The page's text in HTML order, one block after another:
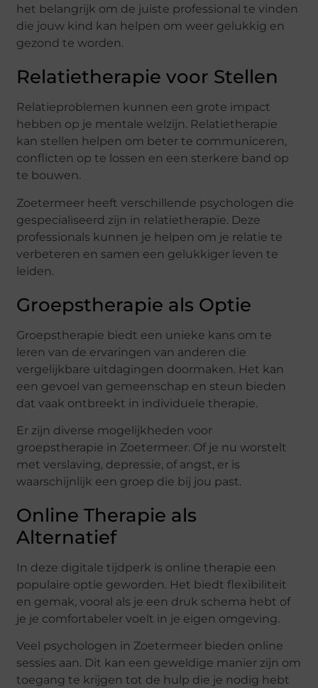
het belangrijk om de juiste professional te vinden
die jouw kind kan helpen om weer gelukkig en
gezond te worden.
Relatietherapie voor Stellen
Relatieproblemen kunnen een grote impact
hebben op je mentale welzijn. Relatietherapie
kan stellen helpen om beter te communiceren,
conflicten op te lossen en een sterkere band op
te bouwen.
Zoetermeer heeft verschillende psychologen die
gespecialiseerd zijn in relatietherapie. Deze
professionals kunnen je helpen om je relatie te
verbeteren en samen een gelukkiger leven te
leiden.
Groepstherapie als Optie
Groepstherapie biedt een unieke kans om te
leren van de ervaringen van anderen die
vergelijkbare uitdagingen doormaken. Het kan
een gevoel van gemeenschap en steun bieden
dat vaak ontbreekt in individuele therapie.
Er zijn diverse mogelijkheden voor
groepstherapie in Zoetermeer. Of je nu worstelt
met verslaving, depressie, of angst, er is
waarschijnlijk een groep die bij jou past.
Online Therapie als
Alternatief
In deze digitale tijdperk is online therapie een
populaire optie geworden. Het biedt flexibiliteit
en gemak, vooral als je een druk schema hebt of
je je comfortabeler voelt in je eigen omgeving.
Veel psychologen in Zoetermeer bieden online
sessies aan. Dit kan een geweldige manier zijn om
toegang te krijgen tot de hulp die je nodig hebt